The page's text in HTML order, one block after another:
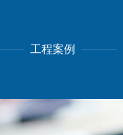
工程案例